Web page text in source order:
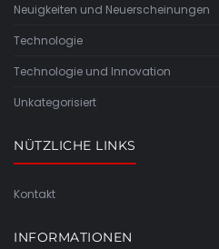
Neuigkeiten und Neuerscheinungen
Technologie
Technologie und Innovation
Unkategorisiert
NÜTZLICHE LINKS
Kontakt
INFORMATIONEN